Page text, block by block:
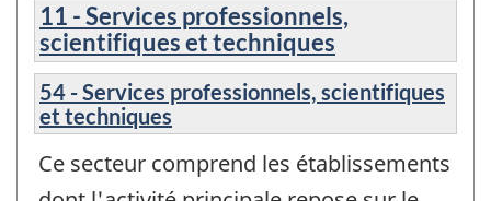
11 - Services professionnels,
scientifiques et techniques
54 - Services professionnels, scientifiques
et techniques
Ce secteur comprend les établissements